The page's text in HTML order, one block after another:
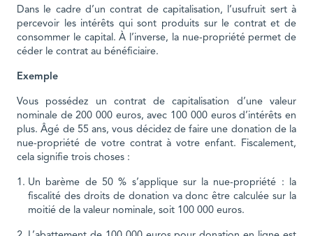
Dans le cadre d’un contrat de capitalisation, l’usufruit sert à
percevoir les intérêts qui sont produits sur le contrat et de
consommer le capital. À l’inverse, la nue-propriété permet de
céder le contrat au bénéficiaire.
Exemple
Vous possédez un contrat de capitalisation d’une valeur
nominale de 200 000 euros, avec 100 000 euros d’intérêts en
plus. Âgé de 55 ans, vous décidez de faire une donation de la
nue-propriété de votre contrat à votre enfant. Fiscalement,
cela signifie trois choses :
Un barème de 50 % s’applique sur la nue-propriété : la
fiscalité des droits de donation va donc être calculée sur la
moitié de la valeur nominale, soit 100 000 euros.